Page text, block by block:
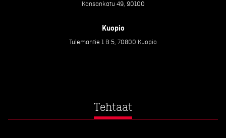
Kansankatu 49, 90100
Kuopio
Tulemantie 1 B 5, 70800 Kuopio
Tehtaat